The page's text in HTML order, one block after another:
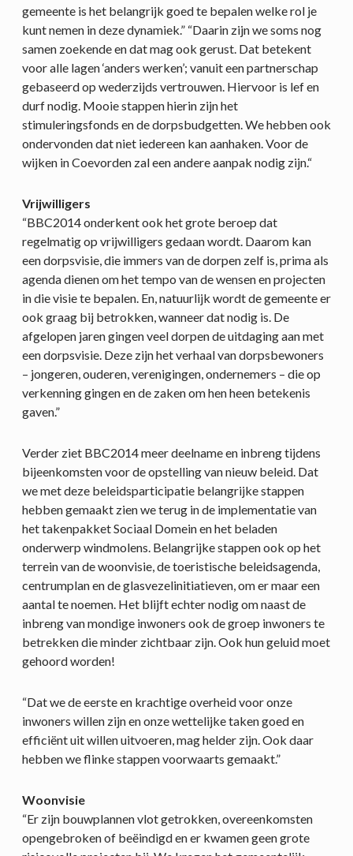
gemeente is het belangrijk goed te bepalen welke rol je
kunt nemen in deze dynamiek.” “Daarin zijn we soms nog
samen zoekende en dat mag ook gerust. Dat betekent
voor alle lagen ‘anders werken’; vanuit een partnerschap
gebaseerd op wederzijds vertrouwen. Hiervoor is lef en
durf nodig. Mooie stappen hierin zijn het
stimuleringsfonds en de dorpsbudgetten. We hebben ook
ondervonden dat niet iedereen kan aanhaken. Voor de
wijken in Coevorden zal een andere aanpak nodig zijn.“
Vrijwilligers
“BBC2014 onderkent ook het grote beroep dat
regelmatig op vrijwilligers gedaan wordt. Daarom kan
een dorpsvisie, die immers van de dorpen zelf is, prima als
agenda dienen om het tempo van de wensen en projecten
in die visie te bepalen. En, natuurlijk wordt de gemeente er
ook graag bij betrokken, wanneer dat nodig is. De
afgelopen jaren gingen veel dorpen de uitdaging aan met
een dorpsvisie. Deze zijn het verhaal van dorpsbewoners
– jongeren, ouderen, verenigingen, ondernemers – die op
verkenning gingen en de zaken om hen heen betekenis
gaven.”
Verder ziet BBC2014 meer deelname en inbreng tijdens
bijeenkomsten voor de opstelling van nieuw beleid. Dat
we met deze beleidsparticipatie belangrijke stappen
hebben gemaakt zien we terug in de implementatie van
het takenpakket Sociaal Domein en het beladen
onderwerp windmolens. Belangrijke stappen ook op het
terrein van de woonvisie, de toeristische beleidsagenda,
centrumplan en de glasvezelinitiatieven, om er maar een
aantal te noemen. Het blijft echter nodig om naast de
inbreng van mondige inwoners ook de groep inwoners te
betrekken die minder zichtbaar zijn. Ook hun geluid moet
gehoord worden!
“Dat we de eerste en krachtige overheid voor onze
inwoners willen zijn en onze wettelijke taken goed en
efficiënt uit willen uitvoeren, mag helder zijn. Ook daar
hebben we flinke stappen voorwaarts gemaakt.”
Woonvisie
“Er zijn bouwplannen vlot getrokken, overeenkomsten
opengebroken of beëindigd en er kwamen geen grote